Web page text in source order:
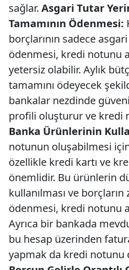
sağlar. Asgari Tutar
Tamamının Ödenmesi:
borçlarının sadece asgari
ödenmesi, kredi notunu
yetersiz olabilir. Aylık
tamamını ödeyecek
bankalar nezdinde
profili oluşturur ve kredi
Banka Ürünlerinin
notunun oluşabilmesi
özellikle kredi kartı ve
önemlidir. Bu ürünlerin
kullanılması ve borçların
ödenmesi, kredi notunu
Ayrıca bir bankada
bu hesap üzerinden
yapmak da kredi notunu